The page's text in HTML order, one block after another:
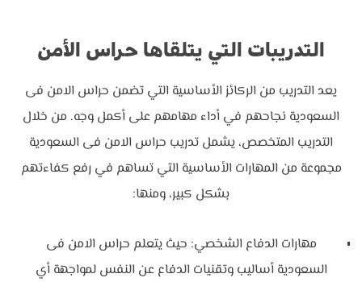
التدريبات التي يتلقاها حراس الأمن
يعد التدريب من الركائز الأساسية التي تضمن حراس الامن فى
السعودية نجاحهم في أداء مهامهم على أكمل وجه. من خلال
التدريب المتخصص، يشمل تدريب حراس الامن فى السعودية
مجموعة من المهارات الأساسية التي تساهم في رفع كفاءتهم
بشكل كبير، ومنها:
مهارات الدفاع الشخصي: حيث يتعلم حراس الامن فى
السعودية أساليب وتقنيات الدفاع عن النفس لمواجهة أي